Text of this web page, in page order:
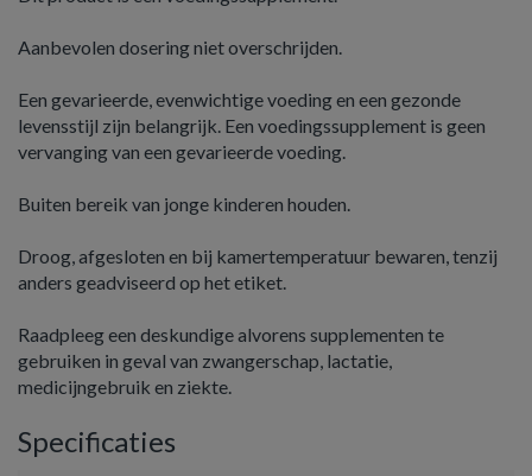
Aanbevolen dosering niet overschrijden.
Een gevarieerde, evenwichtige voeding en een gezonde
levensstijl zijn belangrijk. Een voedingssupplement is geen
vervanging van een gevarieerde voeding.
Buiten bereik van jonge kinderen houden.
Droog, afgesloten en bij kamertemperatuur bewaren, tenzij
anders geadviseerd op het etiket.
Raadpleeg een deskundige alvorens supplementen te
gebruiken in geval van zwangerschap, lactatie,
medicijngebruik en ziekte.
Specificaties